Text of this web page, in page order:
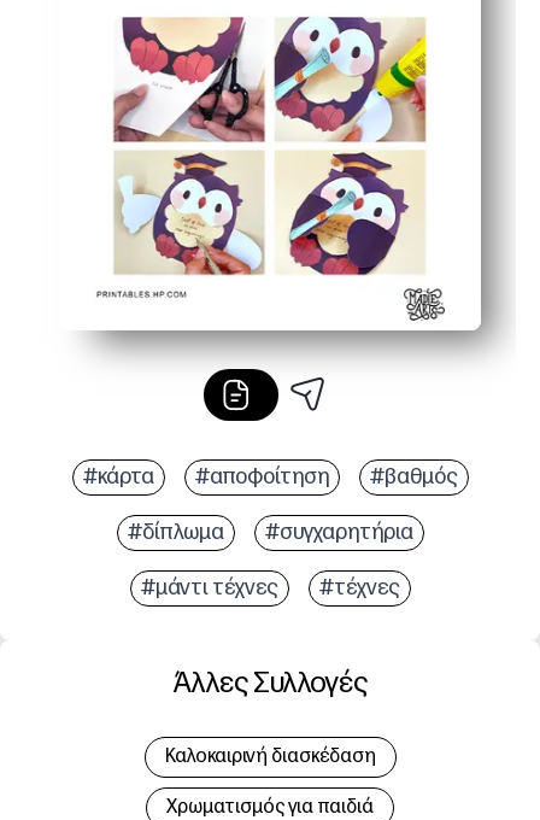
#κάρτα #αποφοίτηση #βαθμός
#δίπλωμα #συγχαρητήρια
#μάντι τέχνες #τέχνες
Άλλες Συλλογές
Καλοκαιρινή διασκέδαση
Χρωματισμός για παιδιά